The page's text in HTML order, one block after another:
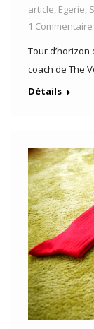
article Egerie
1 Commentaire
Tour
coach de The
Détails